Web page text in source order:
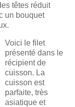
têtes réduit
un bouquet
Voici le filet
présenté dans le
récipient de
cuisson. La
cuisson est
parfaite, très
asiatique et